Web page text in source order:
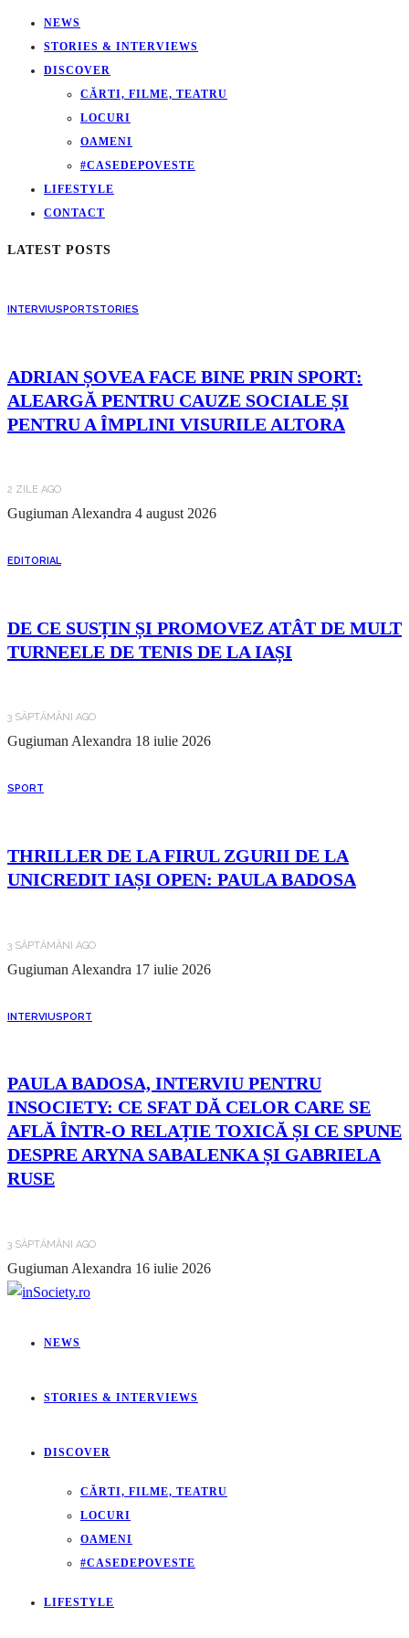
NEWS
STORIES & INTERVIEWS
DISCOVER
CĂRTI, FILME, TEATRU
LOCURI
OAMENI
#CASEDEPOVESTE
LIFESTYLE
CONTACT
LATEST POSTS
INTERVIUSPORTSTORIES
ADRIAN ȘOVEA FACE BINE PRIN SPORT:
ALEARGĂ PENTRU CAUZE SOCIALE ȘI
PENTRU A ÎMPLINI VISURILE ALTORA
2 ZILE AGO
Gugiuman Alexandra 4 august 2026
EDITORIAL
DE CE SUSȚIN ȘI PROMOVEZ ATÂT DE MULT
TURNEELE DE TENIS DE LA IAȘI
3 SĂPTĂMÂNI AGO
Gugiuman Alexandra 18 iulie 2026
SPORT
THRILLER DE LA FIRUL ZGURII DE LA
UNICREDIT IAȘI OPEN: PAULA BADOSA
3 SĂPTĂMÂNI AGO
Gugiuman Alexandra 17 iulie 2026
INTERVIUSPORT
PAULA BADOSA, INTERVIU PENTRU
INSOCIETY: CE SFAT DĂ CELOR CARE SE
AFLĂ ÎNTR-O RELAȚIE TOXICĂ ȘI CE SPUNE
DESPRE ARYNA SABALENKA ȘI GABRIELA
RUSE
3 SĂPTĂMÂNI AGO
Gugiuman Alexandra 16 iulie 2026
NEWS
STORIES & INTERVIEWS
DISCOVER
CĂRTI, FILME, TEATRU
LOCURI
OAMENI
#CASEDEPOVESTE
LIFESTYLE